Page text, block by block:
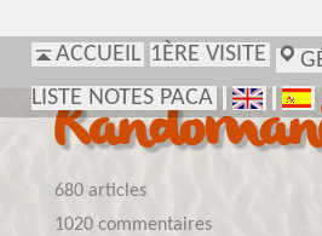
ACCUEIL 1ÈRE VISITE
LISTE NOTES PACA
680 articles
1020 commentaires